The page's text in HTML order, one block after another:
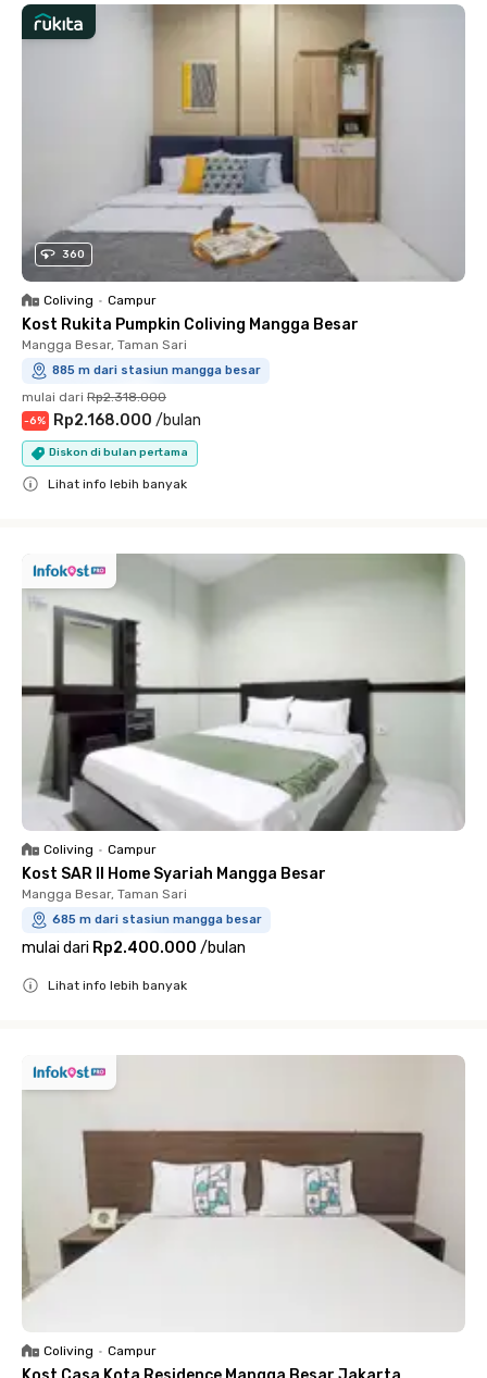
360
Coliving • Campur
Kost Rukita Pumpkin Coliving Mangga Besar
Mangga Besar, Taman Sari
885 m dari stasiun mangga besar
mulai dari Rp2.318.000
-6% Rp2.168.000 /bulan
Diskon di bulan pertama
Lihat info lebih banyak
Coliving • Campur
Kost SAR II Home Syariah Mangga Besar
Mangga Besar, Taman Sari
685 m dari stasiun mangga besar
mulai dari Rp2.400.000 /bulan
Lihat info lebih banyak
Coliving • Campur